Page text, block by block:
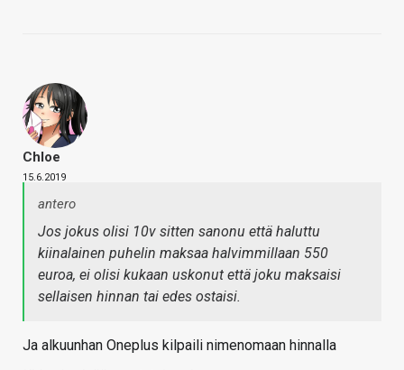
Chloe
15.6.2019
antero
Jos jokus olisi 10v sitten sanonu että haluttu
kiinalainen puhelin maksaa halvimmillaan 550
euroa, ei olisi kukaan uskonut että joku maksaisi
sellaisen hinnan tai edes ostaisi.
Ja alkuunhan Oneplus kilpaili nimenomaan hinnalla